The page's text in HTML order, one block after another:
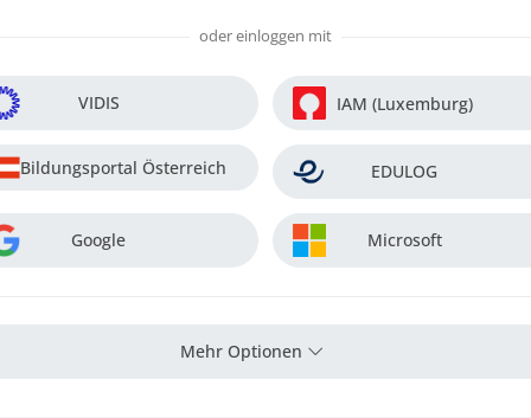
oder einloggen mit
VIDIS IAM (Luxemburg)
Bildungsportal Österreich EDULOG
Google Microsoft
Mehr Optionen